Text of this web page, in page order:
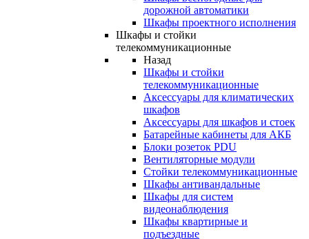
дорожной автоматики
Шкафы проектного исполнения
Шкафы и стойки
телекоммуникационные
Назад
Шкафы и стойки
телекоммуникационные
Аксессуары для климатических
шкафов
Аксессуары для шкафов и стоек
Батарейные кабинеты для АКБ
Блоки розеток PDU
Вентиляторные модули
Стойки телекоммуникационные
Шкафы антивандальные
Шкафы для систем
видеонаблюдения
Шкафы квартирные и
подъездные